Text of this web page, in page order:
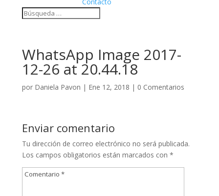
WhatsApp Image 2017-
12-26 at 20.44.18
por Daniela Pavon | Ene 12, 2018 | 0 Comentarios
Enviar comentario
Tu dirección de correo electrónico no será publicada.
Los campos obligatorios están marcados con *